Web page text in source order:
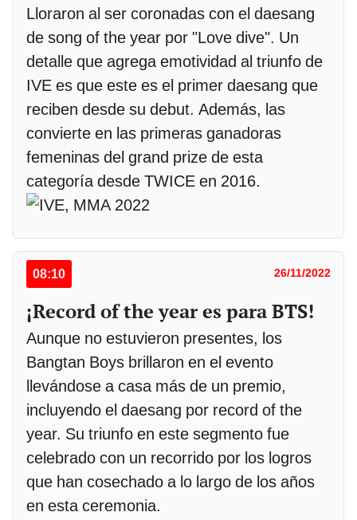
Lloraron al ser coronadas con el daesang
de song of the year por "Love dive". Un
detalle que agrega emotividad al triunfo de
IVE es que este es el primer daesang que
reciben desde su debut. Además, las
convierte en las primeras ganadoras
femeninas del grand prize de esta
categoría desde TWICE en 2016.
08:10 26/11/2022
¡Record of the year es para BTS!
Aunque no estuvieron presentes, los
Bangtan Boys brillaron en el evento
llevándose a casa más de un premio,
incluyendo el daesang por record of the
year. Su triunfo en este segmento fue
celebrado con un recorrido por los logros
que han cosechado a lo largo de los años
en esta ceremonia.